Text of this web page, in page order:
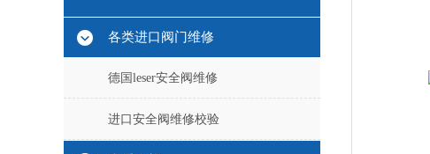
各类进口阀门维修
德国leser安全阀维修
进口安全阀维修校验